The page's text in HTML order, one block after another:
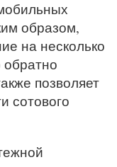
образом,
на несколько
обратно
позволяет
сотового